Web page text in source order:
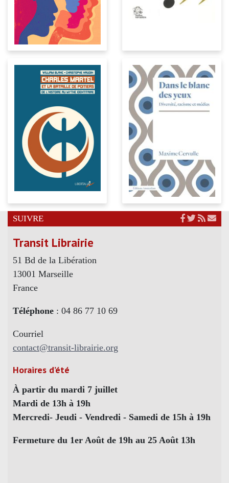
SUIVRE
Transit Librairie
51 Bd de la Libération
13001 Marseille
France
Téléphone : 04 86 77 10 69
Courriel
contact@transit-librairie.org
Horaires d’été
À partir du mardi 7 juillet
Mardi de 13h à 19h
Mercredi- Jeudi - Vendredi - Samedi de 15h à 19h
Fermeture du 1er Août de 19h au 25 Août 13h